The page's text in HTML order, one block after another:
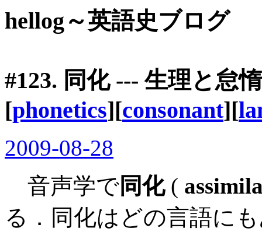
hellog～英語史ブログ
#123. 同化--- 生理と怠
[phonetics][consonant][
2009-08-28
音声学で同化(
る．同化はどの言語に